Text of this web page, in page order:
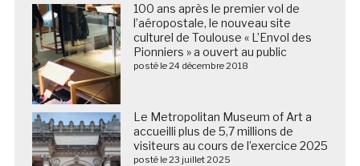
100 ans après le premier vol de
l’aéropostale, le nouveau site
culturel de Toulouse « L’Envol des
Pionniers » a ouvert au public
posté le 24 décembre 2018
Le Metropolitan Museum of Art a
accueilli plus de 5,7 millions de
visiteurs au cours de l’exercice 2025
posté le 23 juillet 2025